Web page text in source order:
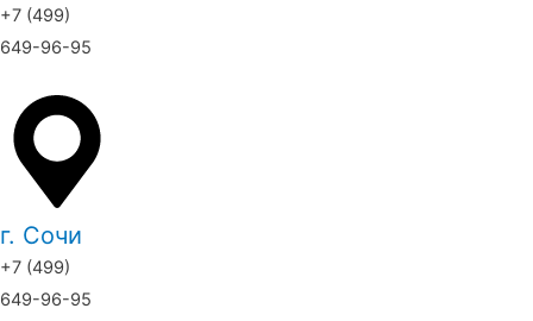
+7 (499)
649-96-95
г. Сочи
+7 (499)
649-96-95